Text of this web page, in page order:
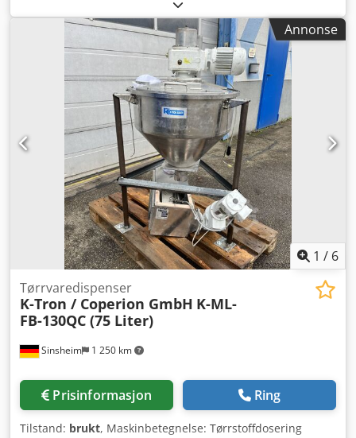
velkommen til å besiktige artikkelen. Ta kontakt med oss og
avtal en time så snart som mulig. Dsdobruzgjpfx An Tjck
Merk: ingen garanti, ingen returrett, ingen mulighet for
Annonse
1 / 6
Sinsheim 1 250 km
Tørrvaredispenser
K-Tron / Coperion GmbH K-ML-
FB-130QC (75 Liter)
Prisinformasjon Ring
Tilstand: brukt, Maskinbetegnelse: Tørrstoffdosering